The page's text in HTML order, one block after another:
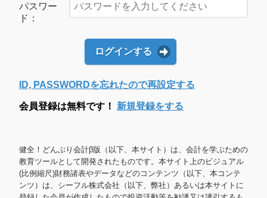
パスワー
ド：
ログインする
ID, PASSWORDを忘れたので再設定する
会員登録は無料です！ 新規登録をする
健全！どんぶり会計β版（以下、本サイト）は、会計を学ぶための
教育ツールとして開発されたものです。本サイト上のビジュアル
(比例縮尺)財務諸表やデータなどのコンテンツ（以下、本コンテ
ンツ）は、シーフル株式会社（以下、弊社）あるいは本サイトに